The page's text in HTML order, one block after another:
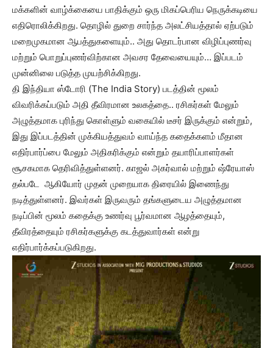
மக்களின் வாழ்க்கையை பாதிக்கும் ஒரு மிகப்பெரிய நெருக்கடியை
எதிரொலிக்கிறது. தொழில் துறை சார்ந்த அலட்சியத்தால் ஏற்படும்
மறைமுகமான ஆபத்துகளையும்.. அது தொடர்பான விழிப்புணர்வு
மற்றும் பொறுப்புணர்விற்கான அவசர தேவையையும்… இப்படம்
முன்னிலை படுத்த முயற்சிக்கிறது.
தி இந்தியா ஸ்டோரி (The India Story) படத்தின் மூலம்
விவரிக்கப்படும் அதி தீவிரமான உலகத்தை.. ரசிகர்கள் மேலும்
அழுத்தமாக புரிந்து கொள்ளும் வகையில் டீசர் இருக்கும் என்றும்,
இது இப்படத்தின் முக்கியத்துவம் வாய்ந்த கதைக்களம் மீதான
எதிர்பார்ப்பை மேலும் அதிகரிக்கும் என்றும் தயாரிப்பாளர்கள்
சூசகமாக தெரிவித்துள்ளனர். காஜல் அகர்வால் மற்றும் ஷ்ரேயாஸ்
தல்படே ஆகியோர் முதன் முறையாக திரையில் இணைந்து
நடித்துள்ளனர். இவர்கள் இருவரும் தங்களுடைய அழுத்தமான
நடிப்பின் மூலம் கதைக்கு உணர்வு பூர்வமான ஆழத்தையும்,
தீவிரத்தையும் ரசிகர்களுக்கு கடத்துவார்கள் என்று
எதிர்பார்க்கப்படுகிறது.